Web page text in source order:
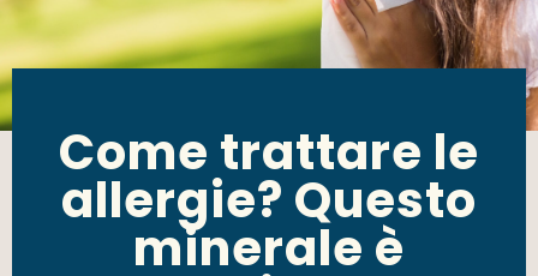
Come trattare le
allergie? Questo
minerale è